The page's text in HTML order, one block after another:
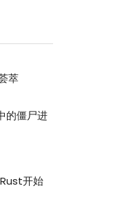
萃
的僵尸进
开始